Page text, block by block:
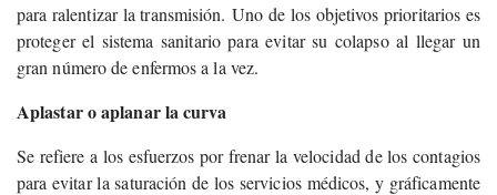
para ralentizar la transmisión.Uno de los objetivos prioritarios es
proteger el sistema sanitario para evitar su colapso al llegar un
gran número de enfermos a la vez.
Aplastar o aplanar la curva
Se refiere a los esfuerzos por frenar la velocidad de los contagios
para evitar la saturación de los servicios médicos, y gráficamente